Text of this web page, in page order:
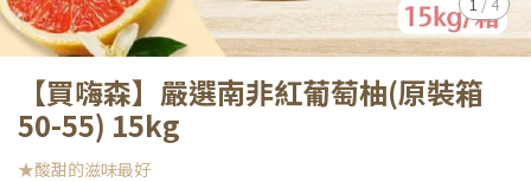
【買嗨森】嚴選南非紅葡萄柚(原裝箱
50-55) 15kg
★酸甜的滋味最好